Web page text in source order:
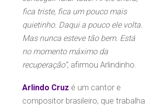
fica triste, fica um pouco mais
quietinho. Daqui a pouco ele volta.
Mas nunca esteve tão bem. Está
no momento máximo da
recuperação”, afirmou Arlindinho.
Arlindo Cruz é um cantor e
compositor brasileiro, que trabalha